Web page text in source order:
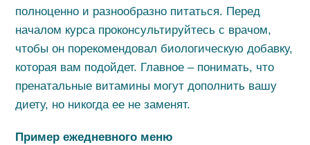
полноценно и разнообразно питаться. Перед
началом курса проконсультируйтесь с врачом,
чтобы он порекомендовал биологическую добавку,
которая вам подойдет. Главное – понимать, что
пренатальные витамины могут дополнить вашу
диету, но никогда ее не заменят.
Пример ежедневного меню